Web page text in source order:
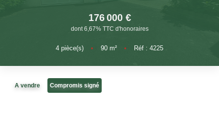
NOUS REJOINDRE
TÉMOIGNAGES
CONTACT
176 000 €
dont 6,67% TTC d'honoraires
4 pièce(s) • 90 m² • Réf : 4225
A vendre Compromis signé